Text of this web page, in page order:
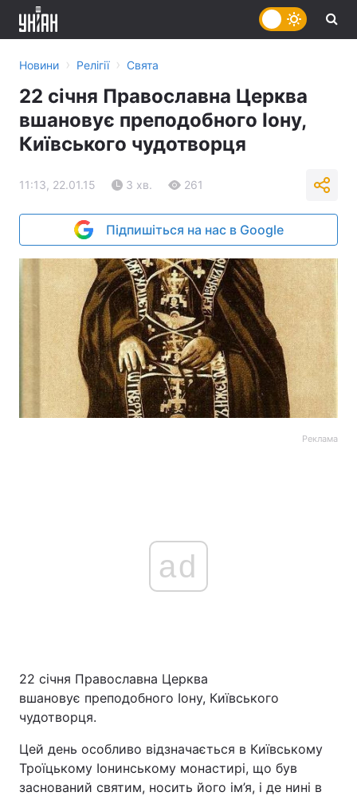
Головна Війна
Новини › Релігії › Свята
22 січня Православна Церква
вшановує преподобного Іону,
Київського чудотворця
11:13, 22.01.15 3 хв. 261
Підпишіться на нас в Google
Реклама
ad
22 січня Православна Церква
вшановує преподобного Іону, Київського
чудотворця.
Цей день особливо відзначається в Київському
Троїцькому Іонинському монастирі, що був
заснований святим, носить його ім’я, і де нині в